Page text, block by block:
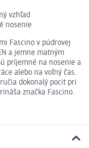
vzhľad
nosenie
Fascino v púdrovej
a jemne matným
príjemné na nosenie a
alebo na voľný čas.
dokonalý pocit pri
značka Fascino.